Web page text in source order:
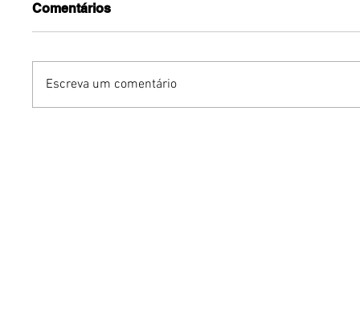
Comentários
Escreva um comentário